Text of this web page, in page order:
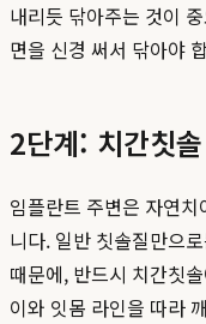
내리듯 닦아주는 것이
면을 신경 써서 닦아야
2단계: 치간칫
임플란트 주변은 자연
니다. 일반 칫솔질만으
때문에, 반드시 치간칫
이와 잇몸 라인을 따라